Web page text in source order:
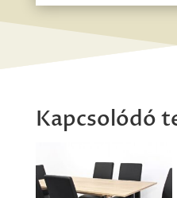
Kapcsolódó